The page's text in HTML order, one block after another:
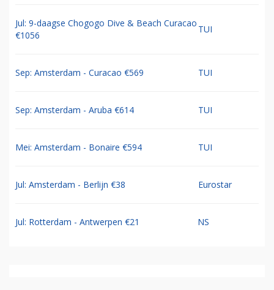
Jul: 9-daagse Chogogo Dive & Beach Curacao
€1056
TUI
Sep: Amsterdam - Curacao €569 TUI
Sep: Amsterdam - Aruba €614 TUI
Mei: Amsterdam - Bonaire €594 TUI
Jul: Amsterdam - Berlijn €38 Eurostar
Jul: Rotterdam - Antwerpen €21 NS